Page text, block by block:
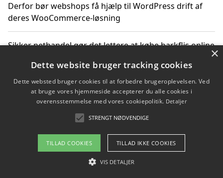
Derfor bør webshops få hjælp til WordPress drift af
deres WooCommerce-løsning
Sikker nethandel gør det lettere at købe barkflis online
Ting du bør vide før du vælger webbureau i Aarhus
Copyright 2026 - Pilanto Aps
Om / kontakt
Blog Betingelser
×
Dette website bruger tracking cookies
Dette websted bruger cookies til at forbedre brugeroplevelsen. Ved
at bruge vores hjemmeside accepterer du alle cookies i
overensstemmelse med vores cookiepolitik. Detaljer
STRENGT NØDVENDIGE
TILLAD COOKIES TILLAD IKKE COOKIES
VIS DETALJER